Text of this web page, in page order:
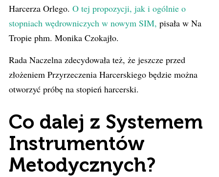
Harcerza Orlego. O tej propozycji, jak i ogólnie o
stopniach wędrowniczych w nowym SIM, pisała w Na
Tropie phm. Monika Czokajło.
Rada Naczelna zdecydowała też, że jeszcze przed
złożeniem Przyrzeczenia Harcerskiego będzie można
otworzyć próbę na stopień harcerski.
Co dalej z Systemem
Instrumentów
Metodycznych?